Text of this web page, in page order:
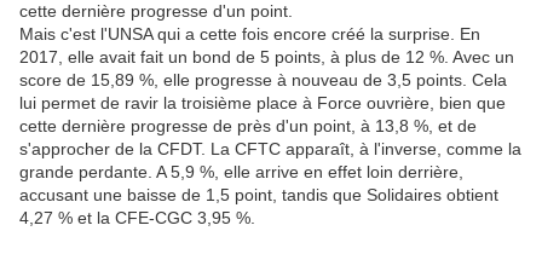
cette dernière progresse d'un point.
Mais c'est l'UNSA qui a cette fois encore créé la surprise. En
2017, elle avait fait un bond de 5 points, à plus de 12 %. Avec un
score de 15,89 %, elle progresse à nouveau de 3,5 points. Cela
lui permet de ravir la troisième place à Force ouvrière, bien que
cette dernière progresse de près d'un point, à 13,8 %, et de
s'approcher de la CFDT. La CFTC apparaît, à l'inverse, comme la
grande perdante. A 5,9 %, elle arrive en effet loin derrière,
accusant une baisse de 1,5 point, tandis que Solidaires obtient
4,27 % et la CFE-CGC 3,95 %.